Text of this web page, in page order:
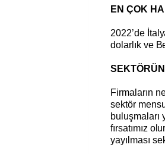
EN ÇOK
2022’de
dolarlık ve
Firmaların
sektör
fırsatımız
yayılması